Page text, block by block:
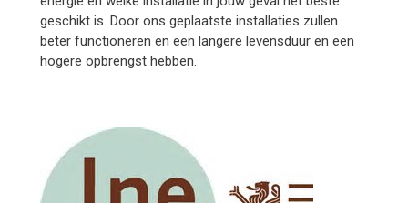
geschikt is. Door ons geplaatste installaties zullen
beter functioneren en een langere levensduur en een
hogere opbrengst hebben.